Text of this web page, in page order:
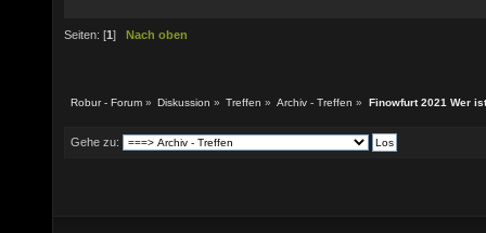
Seiten: [1] Nach oben
Robur - Forum » Diskussion » Treffen » Archiv - Treffen » Finowfurt 2021 Wer
Gehe zu: